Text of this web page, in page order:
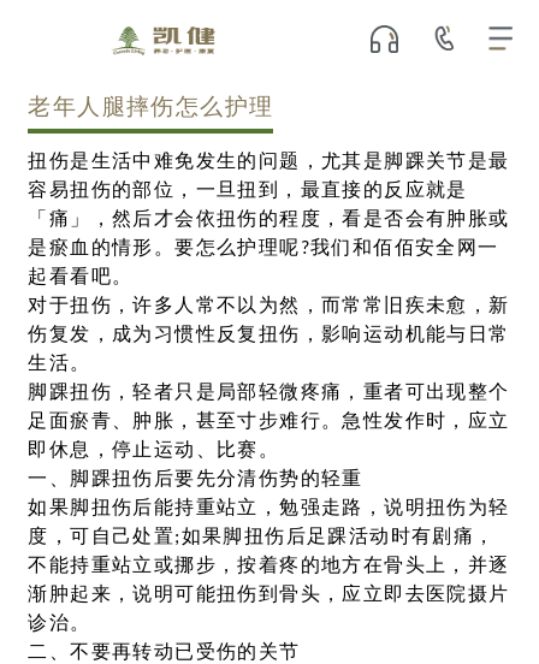
老年人腿摔伤怎么护理
扭伤是生活中难免发生的问题，尤其是脚踝关节是最
容易扭伤的部位，一旦扭到，最直接的反应就是
「痛」，然后才会依扭伤的程度，看是否会有肿胀或
是瘀血的情形。要怎么护理呢?我们和佰佰安全网一
起看看吧。
对于扭伤，许多人常不以为然，而常常旧疾未愈，新
伤复发，成为习惯性反复扭伤，影响运动机能与日常
生活。
脚踝扭伤，轻者只是局部轻微疼痛，重者可出现整个
足面瘀青、肿胀，甚至寸步难行。急性发作时，应立
即休息，停止运动、比赛。
一、脚踝扭伤后要先分清伤势的轻重
如果脚扭伤后能持重站立，勉强走路，说明扭伤为轻
度，可自己处置;如果脚扭伤后足踝活动时有剧痛，
不能持重站立或挪步，按着疼的地方在骨头上，并逐
渐肿起来，说明可能扭伤到骨头，应立即去医院摄片
诊治。
二、不要再转动已受伤的关节